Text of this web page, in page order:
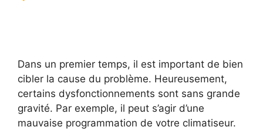
Dans un premier temps, il est important de bien
cibler la cause du problème. Heureusement,
certains dysfonctionnements sont sans grande
gravité. Par exemple, il peut s’agir d’une
mauvaise programmation de votre climatiseur.